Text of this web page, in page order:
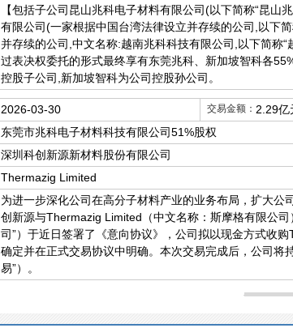
【包括子公司昆山兆科电子材料有限公司(以下简称“昆
有限公司(一家根据中国台湾法律设立并存续的公司,以下
并存续的公司,中文名称:越南兆科科技有限公司,以下简称“
过表决权委托的形式最终享有东莞兆科、新加坡智科各
控股子公司,新加坡智科为公司控股孙公司。
2026-03-30 交易金额： 2.29亿
东莞市兆科电子材料科技有限公司51%股权
深圳科创新源新材料股份有限公司
Thermazig Limited
为进一步深化公司在高分子材料产业的业务布局，扩大
创新源与Thermazig Limited（中文名称：斯摩格有限公
司”）于近日签署了《意向协议》，公司拟以现金方式收
确定并在正式交易协议中明确。本次交易完成后，公司将
易”）。